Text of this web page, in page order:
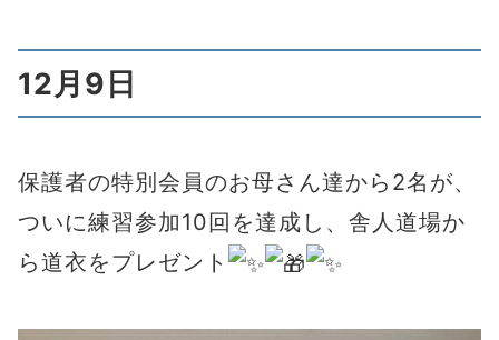
12月9日
保護者の特別会員のお母さん達から2名が、
ついに練習参加10回を達成し、舎人道場か
ら道衣をプレゼント